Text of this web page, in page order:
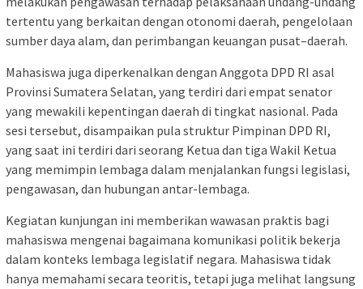
tertentu yang berkaitan dengan otonomi daerah, pengelolaan
sumber daya alam, dan perimbangan keuangan pusat–daerah.
Mahasiswa juga diperkenalkan dengan Anggota DPD RI asal
Provinsi Sumatera Selatan, yang terdiri dari empat senator
yang mewakili kepentingan daerah di tingkat nasional. Pada
sesi tersebut, disampaikan pula struktur Pimpinan DPD RI,
yang saat ini terdiri dari seorang Ketua dan tiga Wakil Ketua
yang memimpin lembaga dalam menjalankan fungsi legislasi,
pengawasan, dan hubungan antar-lembaga.
Kegiatan kunjungan ini memberikan wawasan praktis bagi
mahasiswa mengenai bagaimana komunikasi politik bekerja
dalam konteks lembaga legislatif negara. Mahasiswa tidak
hanya memahami secara teoritis, tetapi juga melihat langsung